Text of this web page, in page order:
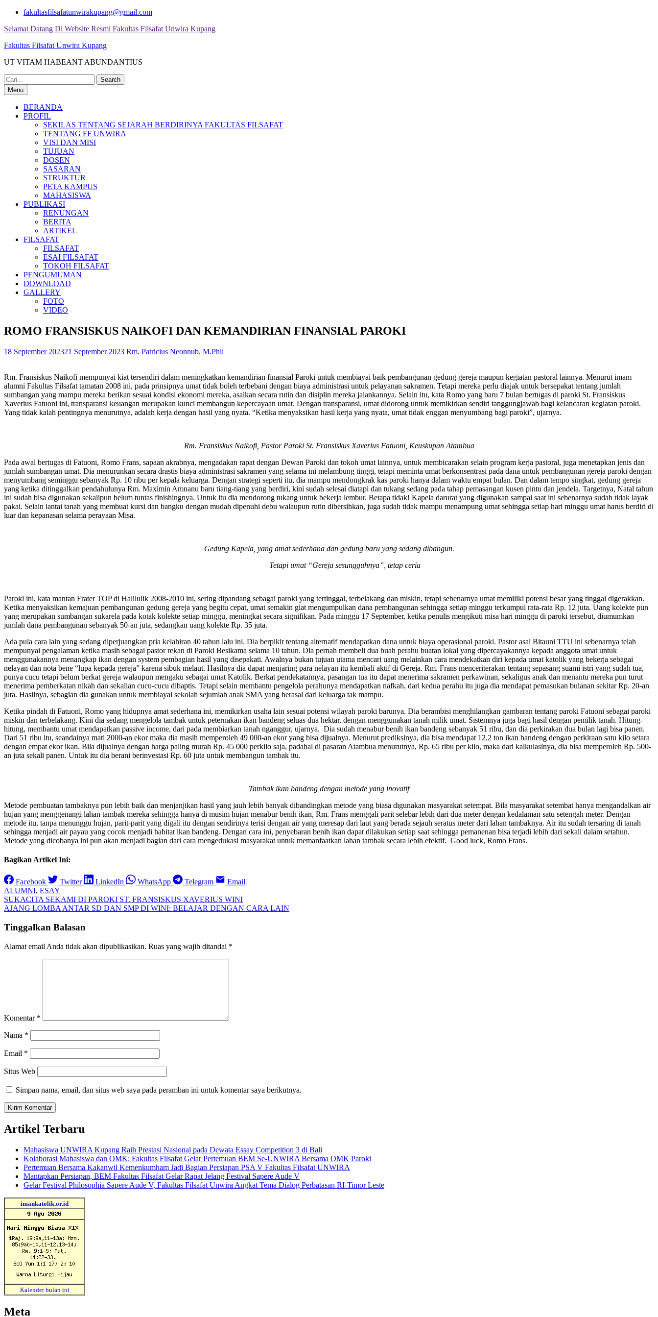
Skip
content
fakultasfilsafatunwirakupang@gmail.com
Selamat Datang Di Website Resmi Fakultas Filsafat Unwira Kupang
Fakultas Filsafat Unwira Kupang
UT VITAM HABEANT ABUNDANTIUS
Search
for:Menu
BERANDA
PROFIL
SEKILAS TENTANG SEJARAH BERDIRINYA FAKULTAS FILSAFAT
TENTANG FF UNWIRA
VISI DAN MISI
TUJUAN
DOSEN
SASARAN
STRUKTUR
PETA KAMPUS
MAHASISWA
PUBLIKASI
RENUNGAN
BERITA
ARTIKEL
FILSAFAT
FILSAFAT
ESAI FILSAFAT
TOKOH FILSAFAT
PENGUMUMAN
DOWNLOAD
GALLERY
FOTO
VIDEO
ROMO FRANSISKUS NAIKOFI DAN KEMANDIRIAN FINANSIAL PAROKI
18 September 202321 September 2023 Rm. Patricius Neonnub. M.Phil
Rm. Fransiskus Naikofi mempunyai kiat tersendiri dalam meningkatkan kemandirian finansial Paroki untuk membiayai baik pembangunan gedung gereja maupun kegiatan pastoral lainnya. Menurut imam
alumni Fakultas Filsafat tamatan 2008 ini, pada prinsipnya umat tidak boleh terbebani dengan biaya administrasi untuk pelayanan sakramen. Tetapi mereka perlu diajak untuk bersepakat tentang jumlah
sumbangan yang mampu mereka berikan sesuai kondisi ekonomi mereka, asalkan secara rutin dan disiplin mereka jalankannya. Selain itu, kata Romo yang baru 7 bulan bertugas di paroki St. Fransiskus
Xaverius Fatuoni ini, transparansi keuangan merupakan kunci membangun kepercayaan umat. Dengan transparansi, umat didorong untuk memikirkan sendiri tanggungjawab bagi kelancaran kegiatan paroki.
Yang tidak kalah pentingnya menurutnya, adalah kerja dengan hasil yang nyata. “Ketika menyaksikan hasil kerja yang nyata, umat tidak enggan menyumbang bagi paroki”, ujarnya.
Rm. Fransiskus Naikofi, Pastor Paroki St. Fransiskus Xaverius Fatuoni, Keuskupan Atambua
Pada awal bertugas di Fatuoni, Romo Frans, sapaan akrabnya, mengadakan rapat dengan Dewan Paroki dan tokoh umat lainnya, untuk membicarakan selain program kerja pastoral, juga menetapkan jenis dan
jumlah sumbangan umat. Dia menurunkan secara drastis biaya administrasi sakramen yang selama ini melambung tinggi, tetapi meminta umat berkonsentrasi pada dana untuk pembangunan gereja paroki dengan
menyumbang seminggu sebanyak Rp. 10 ribu per kepala keluarga. Dengan strategi seperti itu, dia mampu mendongkrak kas paroki hanya dalam waktu empat bulan. Dan dalam tempo singkat, gedung gereja
yang ketika ditinggalkan pendahulunya Rm. Maximin Amnanu baru tiang-tiang yang berdiri, kini sudah selesai diatapi dan tukang sedang pada tahap pemasangan kusen pintu dan jendela. Targetnya, Natal tahun
ini sudah bisa digunakan sekalipun belum tuntas finishingnya. Untuk itu dia mendorong tukang untuk bekerja lembur. Betapa tidak! Kapela darurat yang digunakan sampai saat ini sebenarnya sudah tidak layak
pakai. Selain lantai tanah yang membuat kursi dan bangku dengan mudah dipenuhi debu walaupun rutin dibersihkan, juga sudah tidak mampu menampung umat sehingga setiap hari minggu umat harus berdiri di
luar dan kepanasan selama perayaan Misa.
Gedung Kapela, yang amat sederhana dan gedung baru yang sedang dibangun.
Tetapi umat “Gereja sesungguhnya”, tetap ceria
Paroki ini, kata mantan Frater TOP di Halilulik 2008-2010 ini, sering dipandang sebagai paroki yang tertinggal, terbelakang dan miskin, tetapi sebenarnya umat memiliki potensi besar yang tinggal digerakkan.
Ketika menyaksikan kemajuan pembangunan gedung gereja yang begitu cepat, umat semakin giat mengumpulkan dana pembangunan sehingga setiap minggu terkumpul rata-rata Rp. 12 juta. Uang kolekte pun
yang merupakan sumbangan sukarela pada kotak kolekte setiap minggu, meningkat secara signifikan. Pada minggu 17 September, ketika penulis mengikuti misa hari minggu di paroki tersebut, diumumkan
jumlah dana pembangunan sebanyak 50-an juta, sedangkan uang kolekte Rp. 35 juta.
Ada pula cara lain yang sedang diperjuangkan pria kelahiran 40 tahun lalu ini. Dia berpikir tentang alternatif mendapatkan dana untuk biaya operasional paroki. Pastor asal Bitauni TTU ini sebenarnya telah
mempunyai pengalaman ketika masih sebagai pastor rekan di Paroki Besikama selama 10 tahun. Dia pernah membeli dua buah perahu buatan lokal yang dipercayakannya kepada anggota umat untuk
menggunakannya menangkap ikan dengan system pembagian hasil yang disepakati. Awalnya bukan tujuan utama mencari uang melainkan cara mendekatkan diri kepada umat katolik yang bekerja sebagai
nelayan dan nota bene “lupa kepada gereja” karena sibuk melaut. Hasilnya dia dapat menjaring para nelayan itu kembali aktif di Gereja. Rm. Frans menceriterakan tentang sepasang suami istri yang sudah tua,
punya cucu tetapi belum berkat gereja walaupun mengaku sebagai umat Katolik. Berkat pendekatannya, pasangan tua itu dapat menerima sakramen perkawinan, sekaligus anak dan menantu mereka pun turut
menerima pemberkatan nikah dan sekalian cucu-cucu dibaptis. Tetapi selain membantu pengelola perahunya mendapatkan nafkah, dari kedua perahu itu juga dia mendapat pemasukan bulanan sekitar Rp. 20-an
juta. Hasilnya, sebagian dia gunakan untuk membiayai sekolah sejumlah anak SMA yang berasal dari keluarga tak mampu.
Ketika pindah di Fatuoni, Romo yang hidupnya amat sederhana ini, memikirkan usaha lain sesuai potensi wilayah paroki barunya. Dia berambisi menghilangkan gambaran tentang paroki Fatuoni sebagai paroki
miskin dan terbelakang. Kini dia sedang mengelola tambak untuk peternakan ikan bandeng seluas dua hektar, dengan menggunakan tanah milik umat. Sistemnya juga bagi hasil dengan pemilik tanah. Hitung-
hitung, membantu umat mendapatkan passive income, dari pada membiarkan tanah nganggur, ujarnya. Dia sudah menabur benih ikan bandeng sebanyak 51 ribu, dan dia perkirakan dua bulan lagi bisa panen.
Dari 51 ribu itu, seandainya mati 2000-an ekor maka dia masih memperoleh 49 000-an ekor yang bisa dijualnya. Menurut prediksinya, dia bisa mendapat 12,2 ton ikan bandeng dengan perkiraan satu kilo setara
dengan empat ekor ikan. Bila dijualnya dengan harga paling murah Rp. 45 000 perkilo saja, padahal di pasaran Atambua menurutnya, Rp. 65 ribu per kilo, maka dari kalkulasinya, dia bisa memperoleh Rp. 500-
an juta sekali panen. Untuk itu dia berani berinvestasi Rp. 60 juta untuk membangun tambak itu.
Tambak ikan bandeng dengan metode yang inovatif
Metode pembuatan tambaknya pun lebih baik dan menjanjikan hasil yang jauh lebih banyak dibandingkan metode yang biasa digunakan masyarakat setempat. Bila masyarakat setembat hanya mengandalkan air
hujan yang menggenangi lahan tambak mereka sehingga hanya di musim hujan menabur benih ikan, Rm. Frans menggali parit selebar lebih dari dua meter dengan kedalaman satu setengah meter. Dengan
metode itu, tanpa menunggu hujan, parit-parit yang digali itu dengan sendirinya terisi dengan air yang meresap dari laut yang berada sejauh seratus meter dari lahan tambaknya. Air itu sudah tersaring di tanah
sehingga menjadi air payau yang cocok menjadi habitat ikan bandeng. Dengan cara ini, penyebaran benih ikan dapat dilakukan setiap saat sehingga pemanenan bisa terjadi lebih dari sekali dalam setahun.
Metode yang dicobanya ini pun akan menjadi bagian dari cara mengedukasi masyarakat untuk memanfaatkan lahan tambak secara lebih efektif. Good luck, Romo Frans.
Bagikan Artikel Ini:
Facebook Twitter LinkedIn WhatsApp Telegram
Email
ALUMNI, ESAY
Navigasi
pos
SUKACITA SEKAMI DI PAROKI ST. FRANSISKUS XAVERIUS WINI
AJANG LOMBA ANTAR SD DAN SMP DI WINI: BELAJAR DENGAN CARA LAIN
Tinggalkan Balasan
Alamat email Anda tidak akan dipublikasikan. Ruas yang wajib ditandai *
Komentar *
Nama *
Email *
Situs Web
Simpan nama, email, dan situs web saya pada peramban ini untuk komentar saya berikutnya.
Artikel Terbaru
Mahasiswa UNWIRA Kupang Raih Prestasi Nasional pada Dewata Essay Competition 3 di Bali
Kolaborasi Mahasiswa dan OMK: Fakultas Filsafat Gelar Pertemuan BEM Se-UNWIRA Bersama OMK Paroki
Pertemuan Bersama Kakanwil Kemenkumham Jadi Bagian Persiapan PSA V Fakultas Filsafat UNWIRA
Mantapkan Persiapan, BEM Fakultas Filsafat Gelar Rapat Jelang Festival Sapere Aude V
Gelar Festival Philosophia Sapere Aude V, Fakultas Filsafat Unwira Angkat Tema Dialog Perbatasan RI-Timor Leste
imankatolik.or.id
Kalender bulan ini
Meta